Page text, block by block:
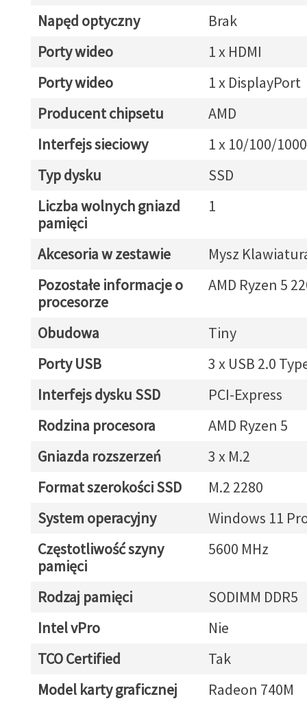
Napęd optyczny
Brak
Porty wideo
1 x HDMI
Porty wideo
1 x DisplayPort
Producent chipsetu
AMD
Interfejs sieciowy
1 x 10/100/
Typ dysku
SSD
Liczba wolnych gniazd
pamięci
1
Akcesoria w zestawie
Mysz
Pozostałe informacje o
procesorze
AMD Ryzen 5
Obudowa
Tiny
Porty USB
3 x USB 2.0
Interfejs dysku SSD
PCI-Express
Rodzina procesora
AMD Ryzen 5
Gniazda rozszerzeń
3 x M.2
Format szerokości SSD
M.2 2280
System operacyjny
Windows 11
Częstotliwość szyny
pamięci
5600 MHz
Rodzaj pamięci
SODIMM DDR5
Intel vPro
Nie
TCO Certified
Tak
Model karty graficznej
Radeon 740M